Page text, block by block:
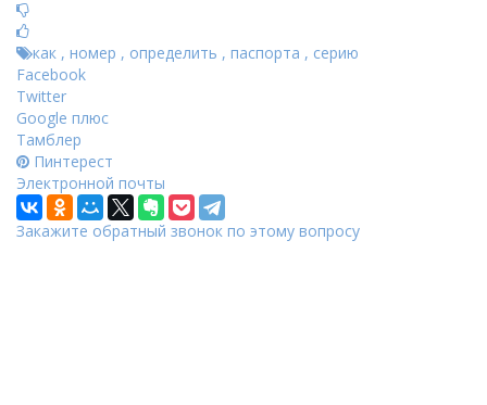
как , номер , определить , паспорта , серию
Facebook
Twitter
Google плюс
Тамблер
Пинтерест
Электронной почты
Закажите обратный звонок по этому вопросу